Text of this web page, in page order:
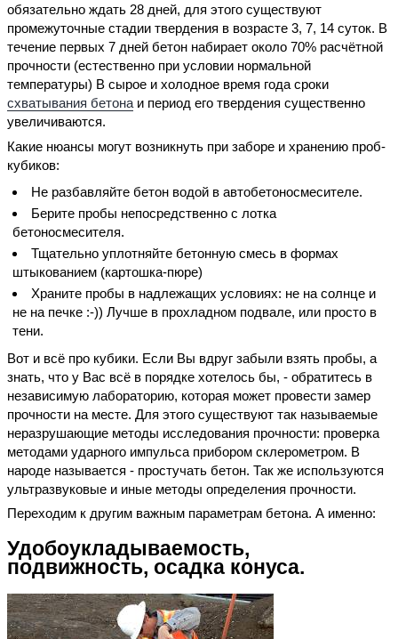
обязательно ждать 28 дней, для этого существуют
промежуточные стадии твердения в возрасте 3, 7, 14 суток. В
течение первых 7 дней бетон набирает около 70% расчётной
прочности (естественно при условии нормальной
температуры) В сырое и холодное время года сроки
схватывания бетона и период его твердения существенно
увеличиваются.
Какие нюансы могут возникнуть при заборе и хранению проб-
кубиков:
Не разбавляйте бетон водой в автобетоносмесителе.
Берите пробы непосредственно с лотка
бетоносмесителя.
Тщательно уплотняйте бетонную смесь в формах
штыкованием (картошка-пюре)
Храните пробы в надлежащих условиях: не на солнце и
не на печке :-)) Лучше в прохладном подвале, или просто в
тени.
Вот и всё про кубики. Если Вы вдруг забыли взять пробы, а
знать, что у Вас всё в порядке хотелось бы, - обратитесь в
независимую лабораторию, которая может провести замер
прочности на месте. Для этого существуют так называемые
неразрушающие методы исследования прочности: проверка
методами ударного импульса прибором склерометром. В
народе называется - простучать бетон. Так же используются
ультразвуковые и иные методы определения прочности.
Переходим к другим важным параметрам бетона. А именно:
Удобоукладываемость,
подвижность, осадка конуса.